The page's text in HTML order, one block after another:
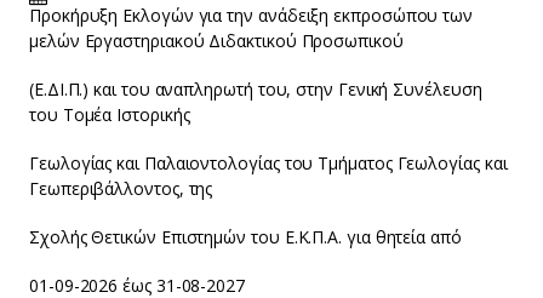
Προκήρυξη Εκλογών για την ανάδειξη εκπροσώπου των
μελών Εργαστηριακού Διδακτικού Προσωπικού
(Ε.ΔΙ.Π.) και του αναπληρωτή του, στην Γενική Συνέλευση
του Τομέα Ιστορικής
Γεωλογίας και Παλαιοντολογίας του Τμήματος Γεωλογίας και
Γεωπεριβάλλοντος, της
Σχολής Θετικών Επιστημών του Ε.Κ.Π.Α. για θητεία από
01-09-2026 έως 31-08-2027